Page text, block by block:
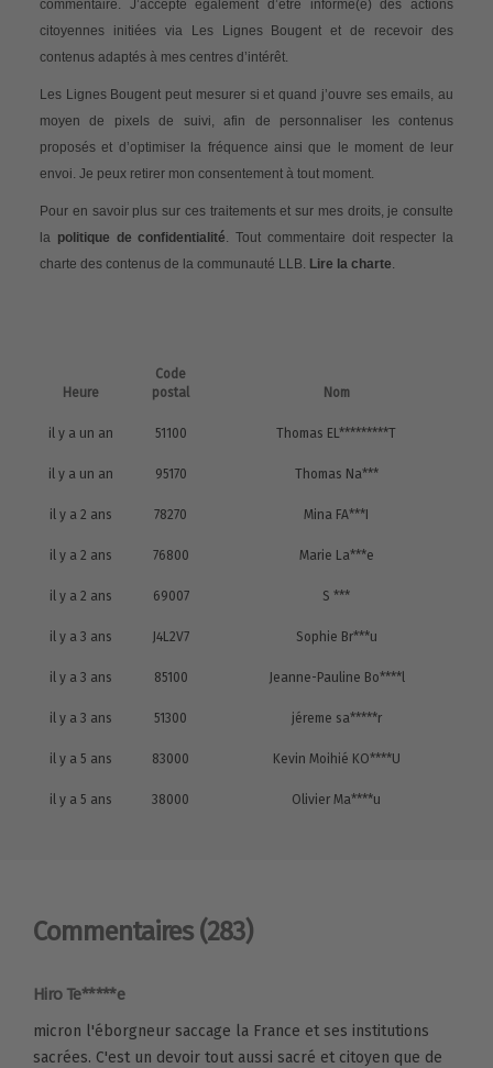
commentaire. J’accepte également d’être informé(e) des actions
citoyennes initiées via Les Lignes Bougent et de recevoir des
contenus adaptés à mes centres d’intérêt.
Les Lignes Bougent peut mesurer si et quand j’ouvre ses emails, au
moyen de pixels de suivi, afin de personnaliser les contenus
proposés et d’optimiser la fréquence ainsi que le moment de leur
envoi. Je peux retirer mon consentement à tout moment.
Pour en savoir plus sur ces traitements et sur mes droits, je consulte
la politique de confidentialité. Tout commentaire doit respecter la
charte des contenus de la communauté LLB. Lire la charte.
Heure
Code
postal
Nom
il y a un an 51100 Thomas EL*********T
il y a un an 95170 Thomas Na***
il y a 2 ans 78270 Mina FA***I
il y a 2 ans 76800 Marie La***e
il y a 2 ans 69007 S ***
il y a 3 ans J4L2V7 Sophie Br***u
il y a 3 ans 85100 Jeanne-Pauline Bo****l
il y a 3 ans 51300 jéreme sa*****r
il y a 5 ans 83000 Kevin Moihié KO****U
il y a 5 ans 38000 Olivier Ma****u
Commentaires (283)
Hiro Te*****e
micron l'éborgneur saccage la France et ses institutions
sacrées. C'est un devoir tout aussi sacré et citoyen que de